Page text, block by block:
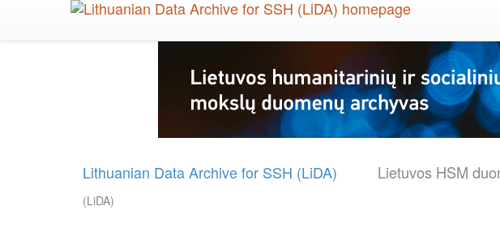
Lithuanian Data Archive for SSH (LiDA)
(LiDA)
Lietuvos HSM